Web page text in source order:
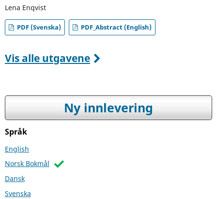
Lena Enqvist
PDF (Svenska) PDF_Abstract (English)
Vis alle utgavene
Ny innlevering
Språk
English
Norsk Bokmål
Dansk
Svenska